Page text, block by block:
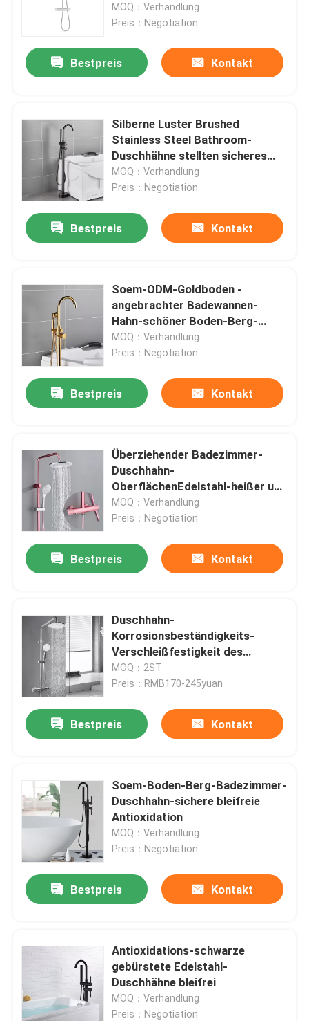
Über uns
Kontakte
Produkte
Waschtischarmatur aus Edelstahl
Edelstahl-Bad-Hahn
MOQ：Verhandlung
Preis：Negotiation
Bestpreis Kontakt
Silberne Luster Brushed
Stainless Steel Bathroom-
Duschhähne stellten sicheres
bleifreies ein
MOQ：Verhandlung
Preis：Negotiation
Bestpreis Kontakt
Soem-ODM-Goldboden -
angebrachter Badewannen-
Hahn-schöner Boden-Berg-
Wannen-Hahn TUV
MOQ：Verhandlung
Preis：Negotiation
Bestpreis Kontakt
Überziehender Badezimmer-
Duschhahn-
OberflächenEdelstahl-heißer und
kalter Hahn
MOQ：Verhandlung
Preis：Negotiation
Bestpreis Kontakt
Duschhahn-
Korrosionsbeständigkeits-
Verschleißfestigkeit des
Edelstahl-304
MOQ：2ST
Preis：RMB170-245yuan
Bestpreis Kontakt
Soem-Boden-Berg-Badezimmer-
Duschhahn-sichere bleifreie
Antioxidation
MOQ：Verhandlung
Preis：Negotiation
Bestpreis Kontakt
Antioxidations-schwarze
gebürstete Edelstahl-
Duschhähne bleifrei
MOQ：Verhandlung
Preis：Negotiation